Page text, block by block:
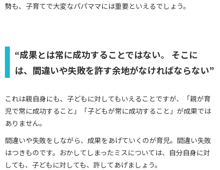
勢も、子育てで大変なパパママには重要といえるでしょう。
“成果とは常に成功することではない。 そこに
は、間違いや失敗を許す余地がなければならない”
これは親自身にも、子どもに対してもいえることですが、「親が育
児で常に成功すること」「子どもが常に成功すること」が成果では
ありません。
間違いや失敗をしながら、成果をあげていくのが育児。間違い失敗
はつきものです。おかしてしまったミスについては、自分自身に対
しても、子どもに対しても、許してあげましょう。